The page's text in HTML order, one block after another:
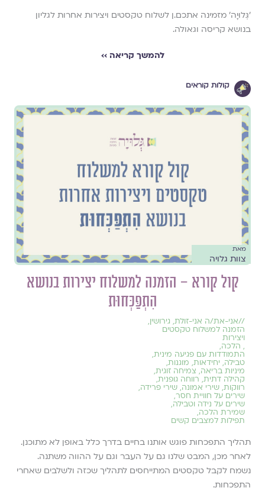
׳גְּלוּיָה׳ מזמינה אתכם.ן לשלוח טקסטים ויצירות אחרות לגליון
בנושא קריסה וגאולה.
להמשך קריאה ››
קולות קוראים
מאת
צוות גלויה
קול קורא – הזמנה למשלוח יצירות בנושא
הִתְפַּכְּחוּת
//אני-את/ה אני-זולת, גירושין,
הזמנה למשלוח טקסטים
ויצירות
, הלכה,
התמודדות עם פגיעה מינית,
טבילה, יחידאות, מוגנות,
מיניות בריאה, צמיחה זוגית,
קהילה דתית, רווחה גופנית,
רווקות, שירי אמונה, שירי פרידה,
שירים על חוויית חסר,
שירים על נידה וטבילה,
שמירת הלכה,
תפילות למצבים קשים
תהליך התפכחות פוגש אותנו בחיים בדרך כלל באופן לא מתוכנן.
לאחר מכן, המבט שלנו גם על העבר וגם על ההווה משתנה.
נשמח לקבל טקסטים המתייחסים לתהליך שכזה ולשלבים שאחרי
התפכחות.